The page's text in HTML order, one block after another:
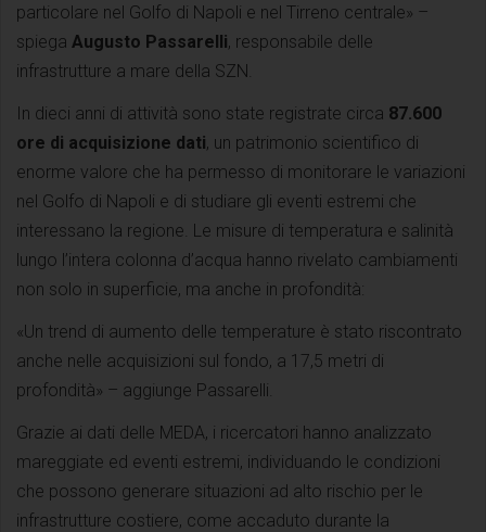
particolare nel Golfo di Napoli e nel Tirreno centrale» –
spiega Augusto Passarelli, responsabile delle
infrastrutture a mare della SZN.
In dieci anni di attività sono state registrate circa 87.600
ore di acquisizione dati, un patrimonio scientifico di
enorme valore che ha permesso di monitorare le variazioni
nel Golfo di Napoli e di studiare gli eventi estremi che
interessano la regione. Le misure di temperatura e salinità
lungo l’intera colonna d’acqua hanno rivelato cambiamenti
non solo in superficie, ma anche in profondità:
«Un trend di aumento delle temperature è stato riscontrato
anche nelle acquisizioni sul fondo, a 17,5 metri di
profondità» – aggiunge Passarelli.
Grazie ai dati delle MEDA, i ricercatori hanno analizzato
mareggiate ed eventi estremi, individuando le condizioni
che possono generare situazioni ad alto rischio per le
infrastrutture costiere, come accaduto durante la